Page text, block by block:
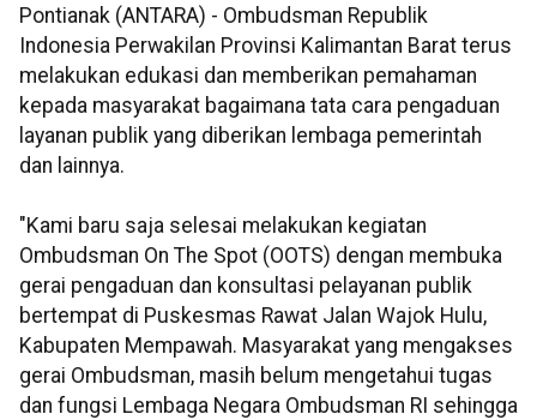
Pontianak (ANTARA) - Ombudsman Republik
Indonesia Perwakilan Provinsi Kalimantan Barat terus
melakukan edukasi dan memberikan pemahaman
kepada masyarakat bagaimana tata cara pengaduan
layanan publik yang diberikan lembaga pemerintah
dan lainnya.
"Kami baru saja selesai melakukan kegiatan
Ombudsman On The Spot (OOTS) dengan membuka
gerai pengaduan dan konsultasi pelayanan publik
bertempat di Puskesmas Rawat Jalan Wajok Hulu,
Kabupaten Mempawah. Masyarakat yang mengakses
gerai Ombudsman, masih belum mengetahui tugas
dan fungsi Lembaga Negara Ombudsman RI sehingga